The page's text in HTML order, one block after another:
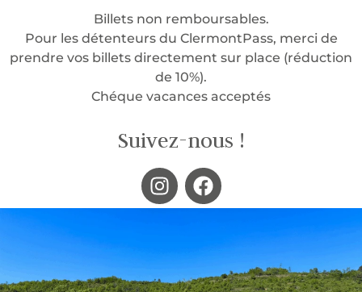
Billets non remboursables.
Pour les détenteurs du ClermontPass, merci de
prendre vos billets directement sur place (réduction
de 10%).
Chéque vacances acceptés
Suivez-nous !